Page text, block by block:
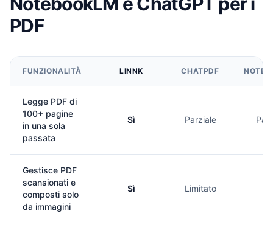
PDF
FUNZIONALITÀ LINNK CHATPDF
Legge PDF di
100+ pagine
in una sola
passata
Sì Parziale
Gestisce PDF
scansionati e
composti solo
da immagini
Sì Limitato